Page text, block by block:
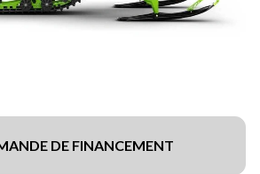
DE FINANCEMENT